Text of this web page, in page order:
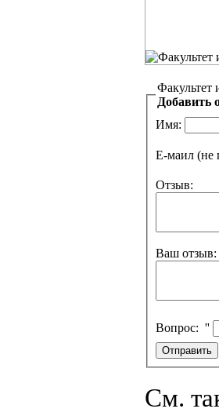
Факультет
Добавить
Имя:
Е-маил (не
Отзыв:
Ваш отзыв:
Вопрос: ''
См.